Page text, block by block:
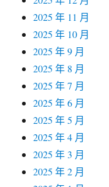
2025 年 11 月
2025 年 10 月
2025 年 9 月
2025 年 8 月
2025 年 7 月
2025 年 6 月
2025 年 5 月
2025 年 4 月
2025 年 3 月
2025 年 2 月